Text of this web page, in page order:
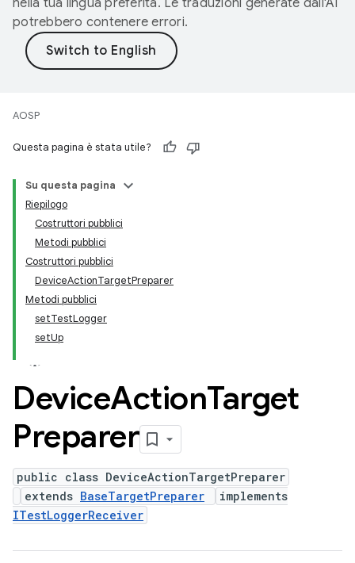
nella tua lingua preferita. Le traduzioni generate dall'AI
potrebbero contenere errori.
AOSP
Questa pagina è stata utile?
Su questa pagina
Riepilogo
Costruttori pubblici
Metodi pubblici
Costruttori pubblici
DeviceActionTargetPreparer
Metodi pubblici
setTestLogger
setUp
DeviceActionTarget
Preparer
public class DeviceActionTargetPreparer
extends BaseTargetPreparer
implements
ITestLoggerReceiver